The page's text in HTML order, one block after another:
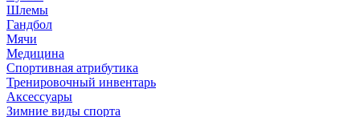
Шлемы
Гандбол
Мячи
Медицина
Спортивная атрибутика
Тренировочный инвентарь
Аксессуары
Зимние виды спорта